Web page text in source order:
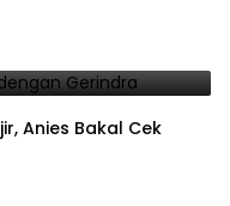
Anies Bakal Cek